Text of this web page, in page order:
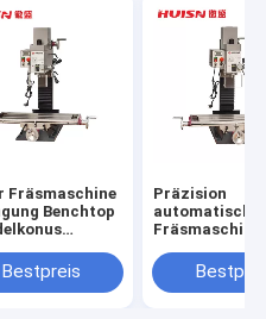
Fräsmaschine
Benchtop
Bestpreis
Präzision
automatische
Fräsmaschine